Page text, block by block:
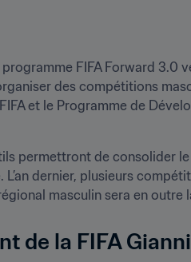
programme FIFA Forward 3.0
des compétitions
et le Programme de
permettront de consolider
dernier, plusieurs
masculin sera en outre
de la FIFA